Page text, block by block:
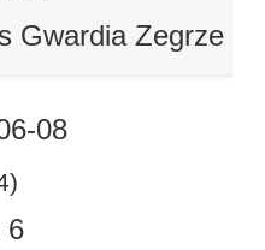
Gwardia Zegrze
08
6